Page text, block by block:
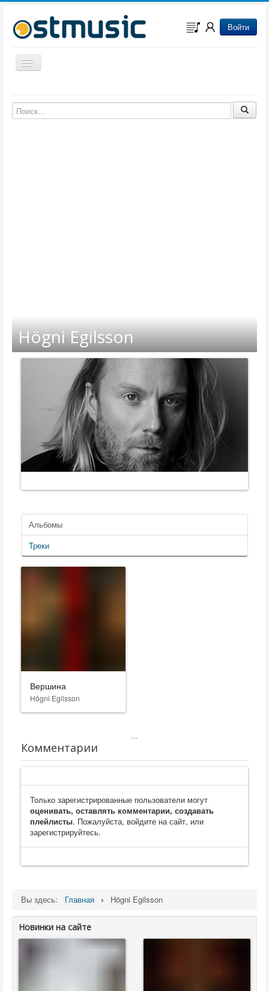
Войти
Включить/выключить навигацию
Музыка из мультфильмов
Музыка из сериалов
Högni Egilsson
Альбомы
Треки
Вершина
Högni Egilsson
...
Комментарии
Только зарегистрированные пользователи могут
оценивать, оставлять комментарии, создавать
плейлисты. Пожалуйста, войдите на сайт, или
зарегистрируйтесь.
Вы здесь: Главная Högni Egilsson
Новинки на сайте